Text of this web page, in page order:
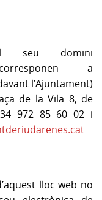
domini
corresponen a
l’Ajuntament)
de la Vila 8, de
972 85 60 02 i
lloc web no